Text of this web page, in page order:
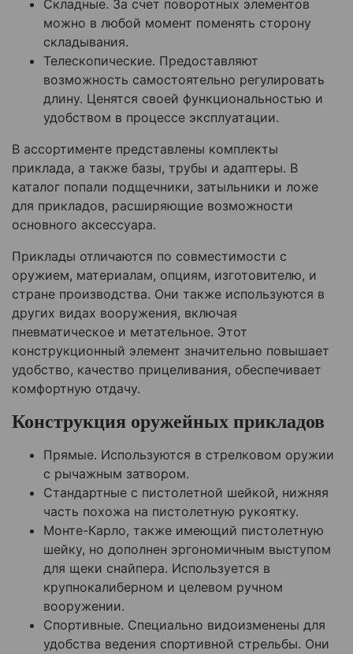
Складные. За счет поворотных элементов
можно в любой момент поменять сторону
складывания.
Телескопические. Предоставляют
возможность самостоятельно регулировать
длину. Ценятся своей функциональностью и
удобством в процессе эксплуатации.
В ассортименте представлены комплекты
приклада, а также базы, трубы и адаптеры. В
каталог попали подщечники, затыльники и ложе
для прикладов, расширяющие возможности
основного аксессуара.
Приклады отличаются по совместимости с
оружием, материалам, опциям, изготовителю, и
стране производства. Они также используются в
других видах вооружения, включая
пневматическое и метательное. Этот
конструкционный элемент значительно повышает
удобство, качество прицеливания, обеспечивает
комфортную отдачу.
Конструкция оружейных прикладов
Прямые. Используются в стрелковом оружии
с рычажным затвором.
Стандартные с пистолетной шейкой, нижняя
часть похожа на пистолетную рукоятку.
Монте-Карло, также имеющий пистолетную
шейку, но дополнен эргономичным выступом
для щеки снайпера. Используется в
крупнокалиберном и целевом ручном
вооружении.
Спортивные. Специально видоизменены для
удобства ведения спортивной стрельбы. Они